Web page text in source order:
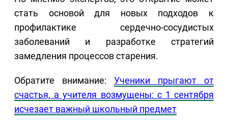
стать основой для новых подходов к
профилактике сердечно-сосудистых
заболеваний и разработке стратегий
замедления процессов старения.
Обратите внимание: Ученики прыгают от
счастья, а учителя возмущены: с 1 сентября
исчезает важный школьный предмет